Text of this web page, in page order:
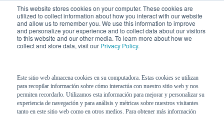
This website stores cookies on your computer. These cookies are
utilized to collect information about how you interact with our website
and allow us to remember you. We use this information to improve
and personalize your experience and to collect data about our visitors
to this website and our other media. To learn more about how we
collect and store data, visit our Privacy Policy.
Este sitio web almacena cookies en su computadora. Estas cookies se utilizan
para recopilar información sobre cómo interactúa con nuestro sitio web y nos
permiten recordarlo. Utilizamos esta información para mejorar y personalizar su
experiencia de navegación y para análisis y métricas sobre nuestros visitantes
tanto en este sitio web como en otros medios. Para obtener más información